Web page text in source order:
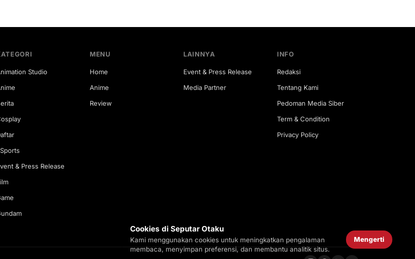
Cookies di Seputar Otaku
Kami menggunakan cookies untuk meningkatkan pengalaman
membaca, menyimpan preferensi, dan membantu analitik situs.
Mengerti
Studio
& Press Release
MENU
Home
Anime
Review
LAINNYA
Event & Press Release
Media Partner
INFO
Redaksi
Tentang Kami
Pedoman Media Siber
Term & Condition
Privacy Policy